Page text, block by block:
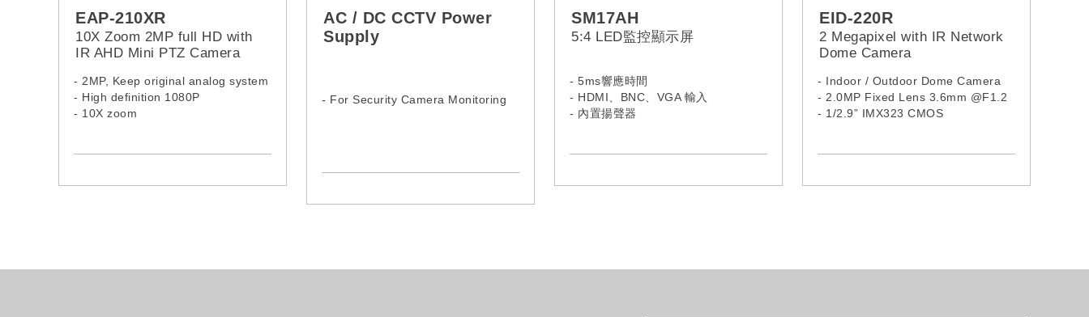
EAP-210XR
10X Zoom 2MP full HD with
IR AHD Mini PTZ Camera
- 2MP, Keep original analog system
- High definition 1080P
- 10X zoom
AC / DC CCTV Power
Supply
- For Security Camera Monitoring
SM17AH
5:4 LED監控顯示屏
- 5ms響應時間
- HDMI、BNC、VGA 輸入
- 內置揚聲器
EID-220R
2 Megapixel with IR Network
Dome Camera
- Indoor / Outdoor Dome Camera
- 2.0MP Fixed Lens 3.6mm @F1.2
- 1/2.9” IMX323 CMOS